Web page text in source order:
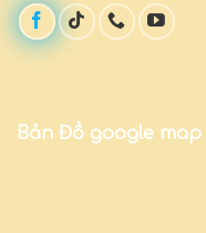
Bản Đồ google map